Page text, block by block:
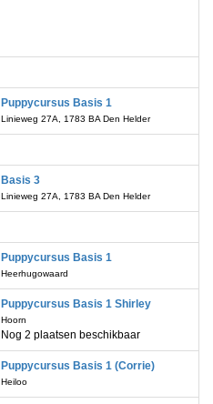
Puppycursus Basis 1
Linieweg 27A, 1783 BA Den Helder
Basis 3
Linieweg 27A, 1783 BA Den Helder
Puppycursus Basis 1
Heerhugowaard
Puppycursus Basis 1 Shirley
Hoorn
Nog 2 plaatsen beschikbaar
Puppycursus Basis 1 (Corrie)
Heiloo